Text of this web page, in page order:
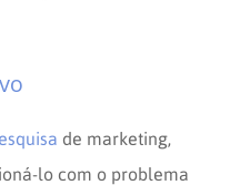
de marketing,
lo com o problema